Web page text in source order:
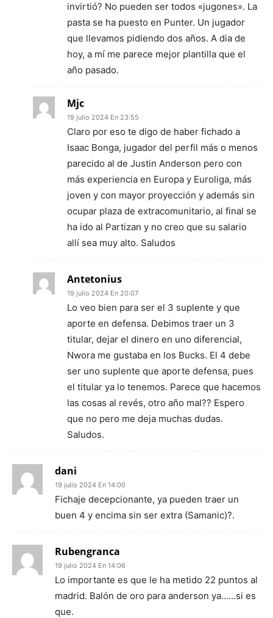
invirtió? No pueden ser todos «jugones». La
pasta se ha puesto en Punter. Un jugador
que llevamos pidiendo dos años. A dia de
hoy, a mí me parece mejor plantilla que el
año pasado.
Mjc
19 julio 2024 En 23:55
Claro por eso te digo de haber fichado a
Isaac Bonga, jugador del perfil más o menos
parecido al de Justin Anderson pero con
más experiencia en Europa y Euroliga, más
joven y con mayor proyección y además sin
ocupar plaza de extracomunitario, al final se
ha ido al Partizan y no creo que su salario
allí sea muy alto. Saludos
Antetonius
19 julio 2024 En 20:07
Lo veo bien para ser el 3 suplente y que
aporte en defensa. Debimos traer un 3
titular, dejar el dinero en uno diferencial,
Nwora me gustaba en los Bucks. El 4 debe
ser uno suplente que aporte defensa, pues
el titular ya lo tenemos. Parece que hacemos
las cosas al revés, otro año mal?? Espero
que no pero me deja muchas dudas.
Saludos.
dani
19 julio 2024 En 14:00
Fichaje decepcionante, ya pueden traer un
buen 4 y encima sin ser extra (Samanic)?.
Rubengranca
19 julio 2024 En 14:06
Lo importante es que le ha metido 22 puntos al
madrid. Balón de oro para anderson ya……si es
que.